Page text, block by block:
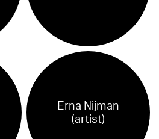
Erna Nijman
(artist)